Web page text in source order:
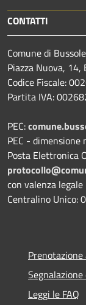
CONTATTI
Comune di
Piazza Nuova,
Codice Fiscale:
Partita IVA:
PEC:
PEC - dimensione
Posta Elettronica
con valenza
Centralino Unico:
Leggi le FAQ